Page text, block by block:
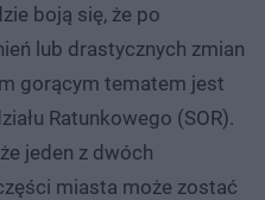
boją się, że po
lub drastycznych zmian
gorącym tematem jest
Ratunkowego (SOR).
jeden z dwóch
miasta może zostać